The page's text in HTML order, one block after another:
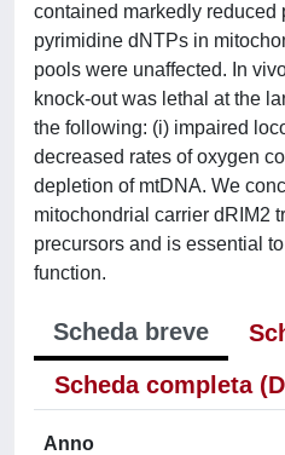
contained markedly reduced
pyrimidine dNTPs in
pools were unaffected. In
knock-out was lethal at the
the following: (i) impaired
decreased rates of oxygen
depletion of mtDNA. We
mitochondrial carrier dRIM2
precursors and is essential
function.
Scheda breve
Scheda completa
Anno